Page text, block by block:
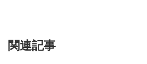
関連記事